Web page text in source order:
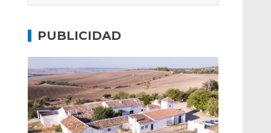
concentración nazis
fundaciones de Bornos
El Frente Popular. Ubrique, febrero-julio
1936
PUBLICIDAD